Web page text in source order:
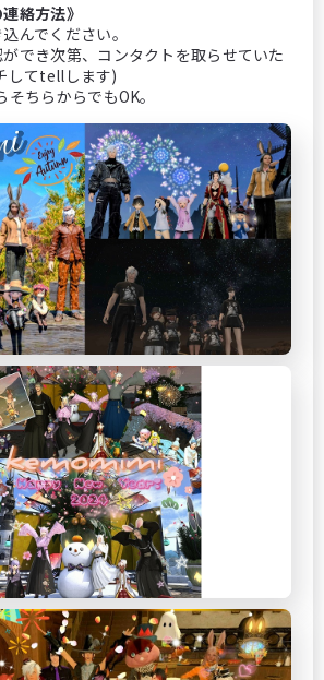
絡方法》
んでください。
でき次第、コンタクトを取らせていた
してtellします)
ちらからでもOK。